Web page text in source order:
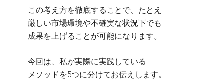
この考え方を徹底することで、たとえ
厳しい市場環境や不確実な状況下でも
成果を上げることが可能になります。
今回は、私が実際に実践している
メソッドを5つに分けてお伝えします。